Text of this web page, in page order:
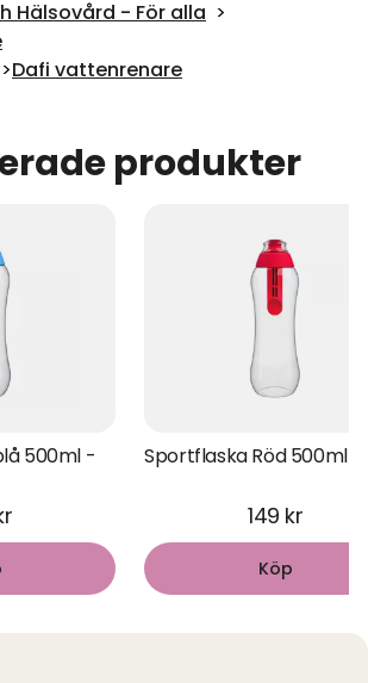
Hälsovård - För alla
Dafi vattenrenare
produkter
500ml -
Sportflaska Röd 500ml -
149 kr
Köp